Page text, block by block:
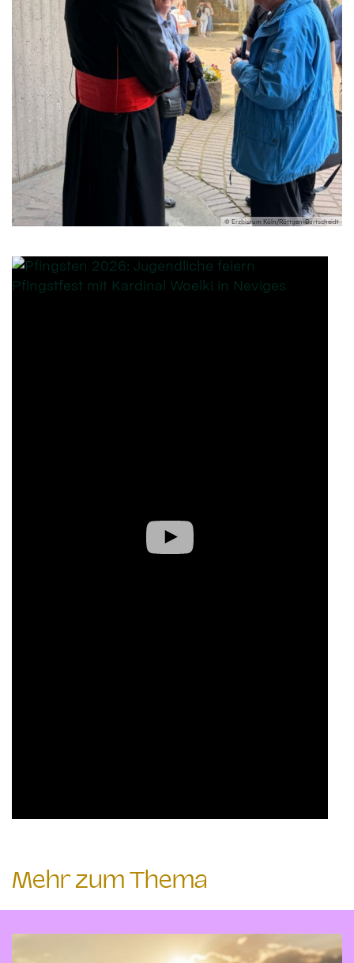
© Erzbistum Köln/Röttgen-Burtscheidt
Mehr zum Thema